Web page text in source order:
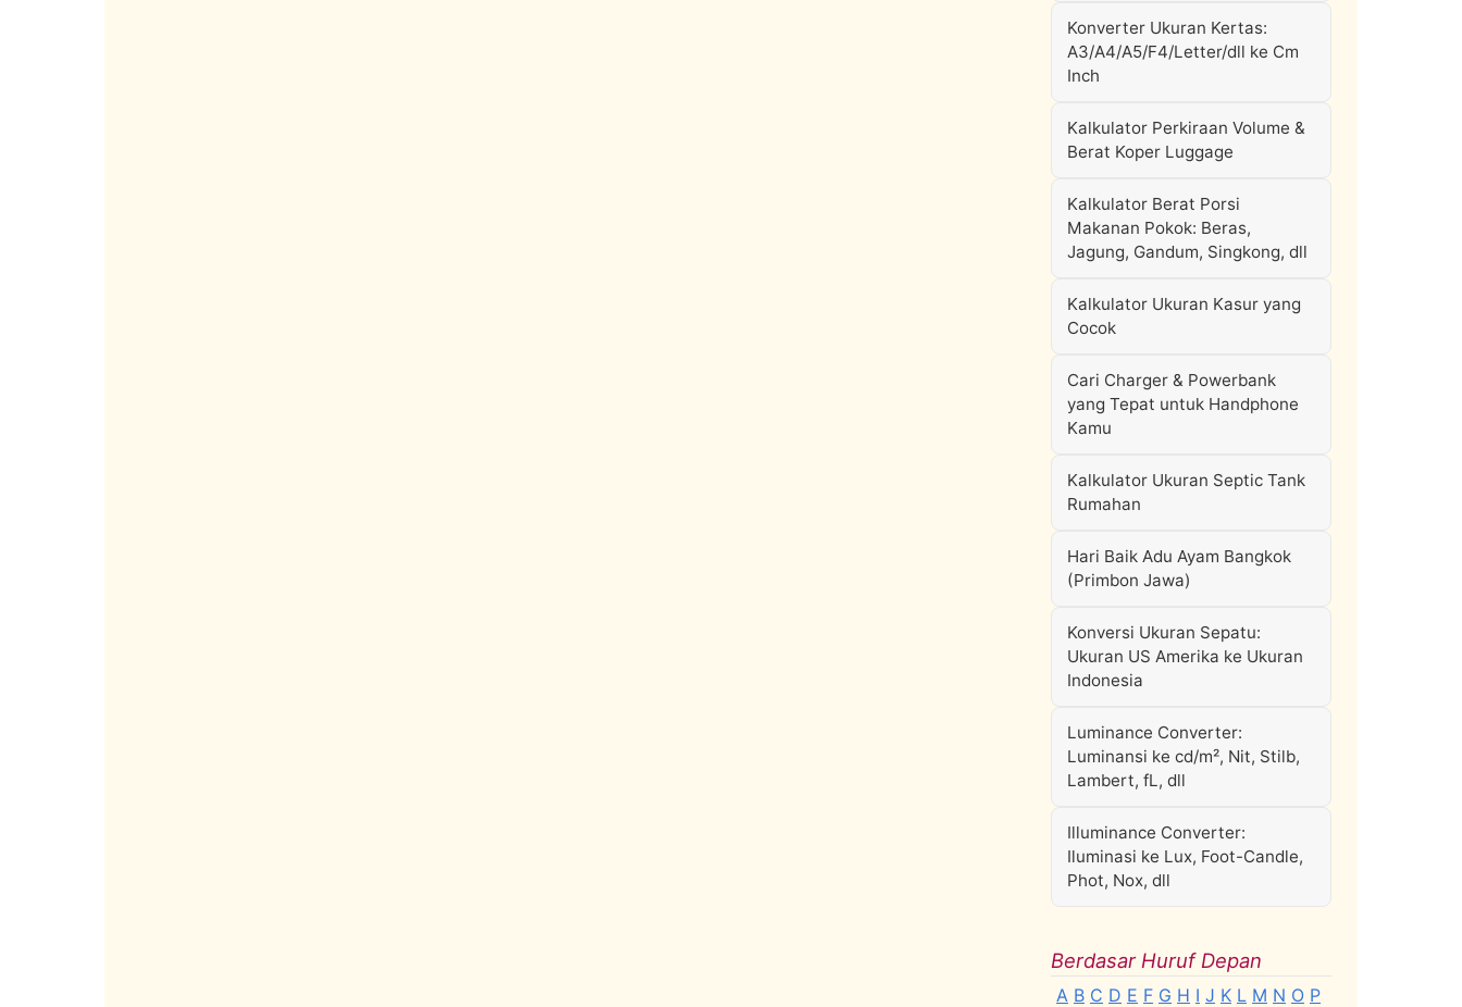
Konverter Ukuran Kertas:
A3/A4/A5/F4/Letter/dll ke Cm
Inch
Kalkulator Perkiraan Volume &
Berat Koper Luggage
Kalkulator Berat Porsi
Makanan Pokok: Beras,
Jagung, Gandum, Singkong, dll
Kalkulator Ukuran Kasur yang
Cocok
Cari Charger & Powerbank
yang Tepat untuk Handphone
Kamu
Kalkulator Ukuran Septic Tank
Rumahan
Hari Baik Adu Ayam Bangkok
(Primbon Jawa)
Konversi Ukuran Sepatu:
Ukuran US Amerika ke Ukuran
Indonesia
Luminance Converter:
Luminansi ke cd/m², Nit, Stilb,
Lambert, fL, dll
Illuminance Converter:
Iluminasi ke Lux, Foot-Candle,
Phot, Nox, dll
Berdasar Huruf Depan
A B C D E F G H I J K L M N O P